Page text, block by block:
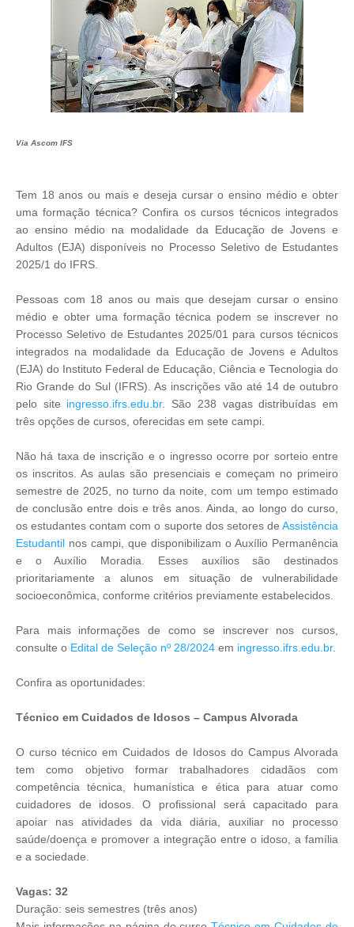
Via Ascom IFS
Tem 18 anos ou mais e deseja cursar o ensino médio e obter
uma formação técnica? Confira os cursos técnicos integrados
ao ensino médio na modalidade da Educação de Jovens e
Adultos (EJA) disponíveis no Processo Seletivo de Estudantes
2025/1 do IFRS.
Pessoas com 18 anos ou mais que desejam cursar o ensino
médio e obter uma formação técnica podem se inscrever no
Processo Seletivo de Estudantes 2025/01 para cursos técnicos
integrados na modalidade da Educação de Jovens e Adultos
(EJA) do Instituto Federal de Educação, Ciência e Tecnologia do
Rio Grande do Sul (IFRS). As inscrições vão até 14 de outubro
pelo site ingresso.ifrs.edu.br. São 238 vagas distribuídas em
três opções de cursos, oferecidas em sete campi.
Não há taxa de inscrição e o ingresso ocorre por sorteio entre
os inscritos. As aulas são presenciais e começam no primeiro
semestre de 2025, no turno da noite, com um tempo estimado
de conclusão entre dois e três anos. Ainda, ao longo do curso,
os estudantes contam com o suporte dos setores de Assistência
Estudantil nos campi, que disponibilizam o Auxílio Permanência
e o Auxílio Moradia. Esses auxílios são destinados
prioritariamente a alunos em situação de vulnerabilidade
socioeconômica, conforme critérios previamente estabelecidos.
Para mais informações de como se inscrever nos cursos,
consulte o Edital de Seleção nº 28/2024 em ingresso.ifrs.edu.br.
Confira as oportunidades:
Técnico em Cuidados de Idosos – Campus Alvorada
O curso técnico em Cuidados de Idosos do Campus Alvorada
tem como objetivo formar trabalhadores cidadãos com
competência técnica, humanística e ética para atuar como
cuidadores de idosos. O profissional será capacitado para
apoiar nas atividades da vida diária, auxiliar no processo
saúde/doença e promover a integração entre o idoso, a família
e a sociedade.
Vagas: 32
Duração: seis semestres (três anos)